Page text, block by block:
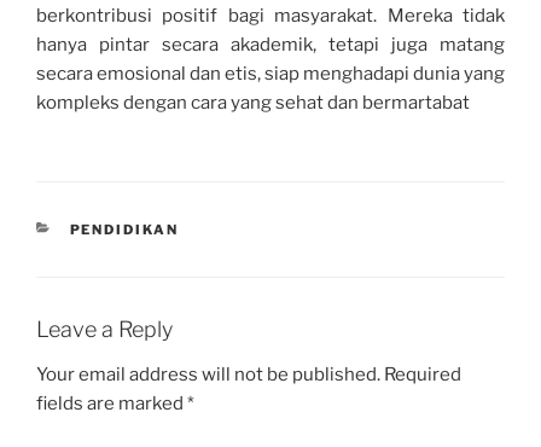
berkontribusi positif bagi masyarakat. Mereka tidak
hanya pintar secara akademik, tetapi juga matang
secara emosional dan etis, siap menghadapi dunia yang
kompleks dengan cara yang sehat dan bermartabat
CATEGORIES
PENDIDIKAN
Leave a Reply
Your email address will not be published. Required
fields are marked *